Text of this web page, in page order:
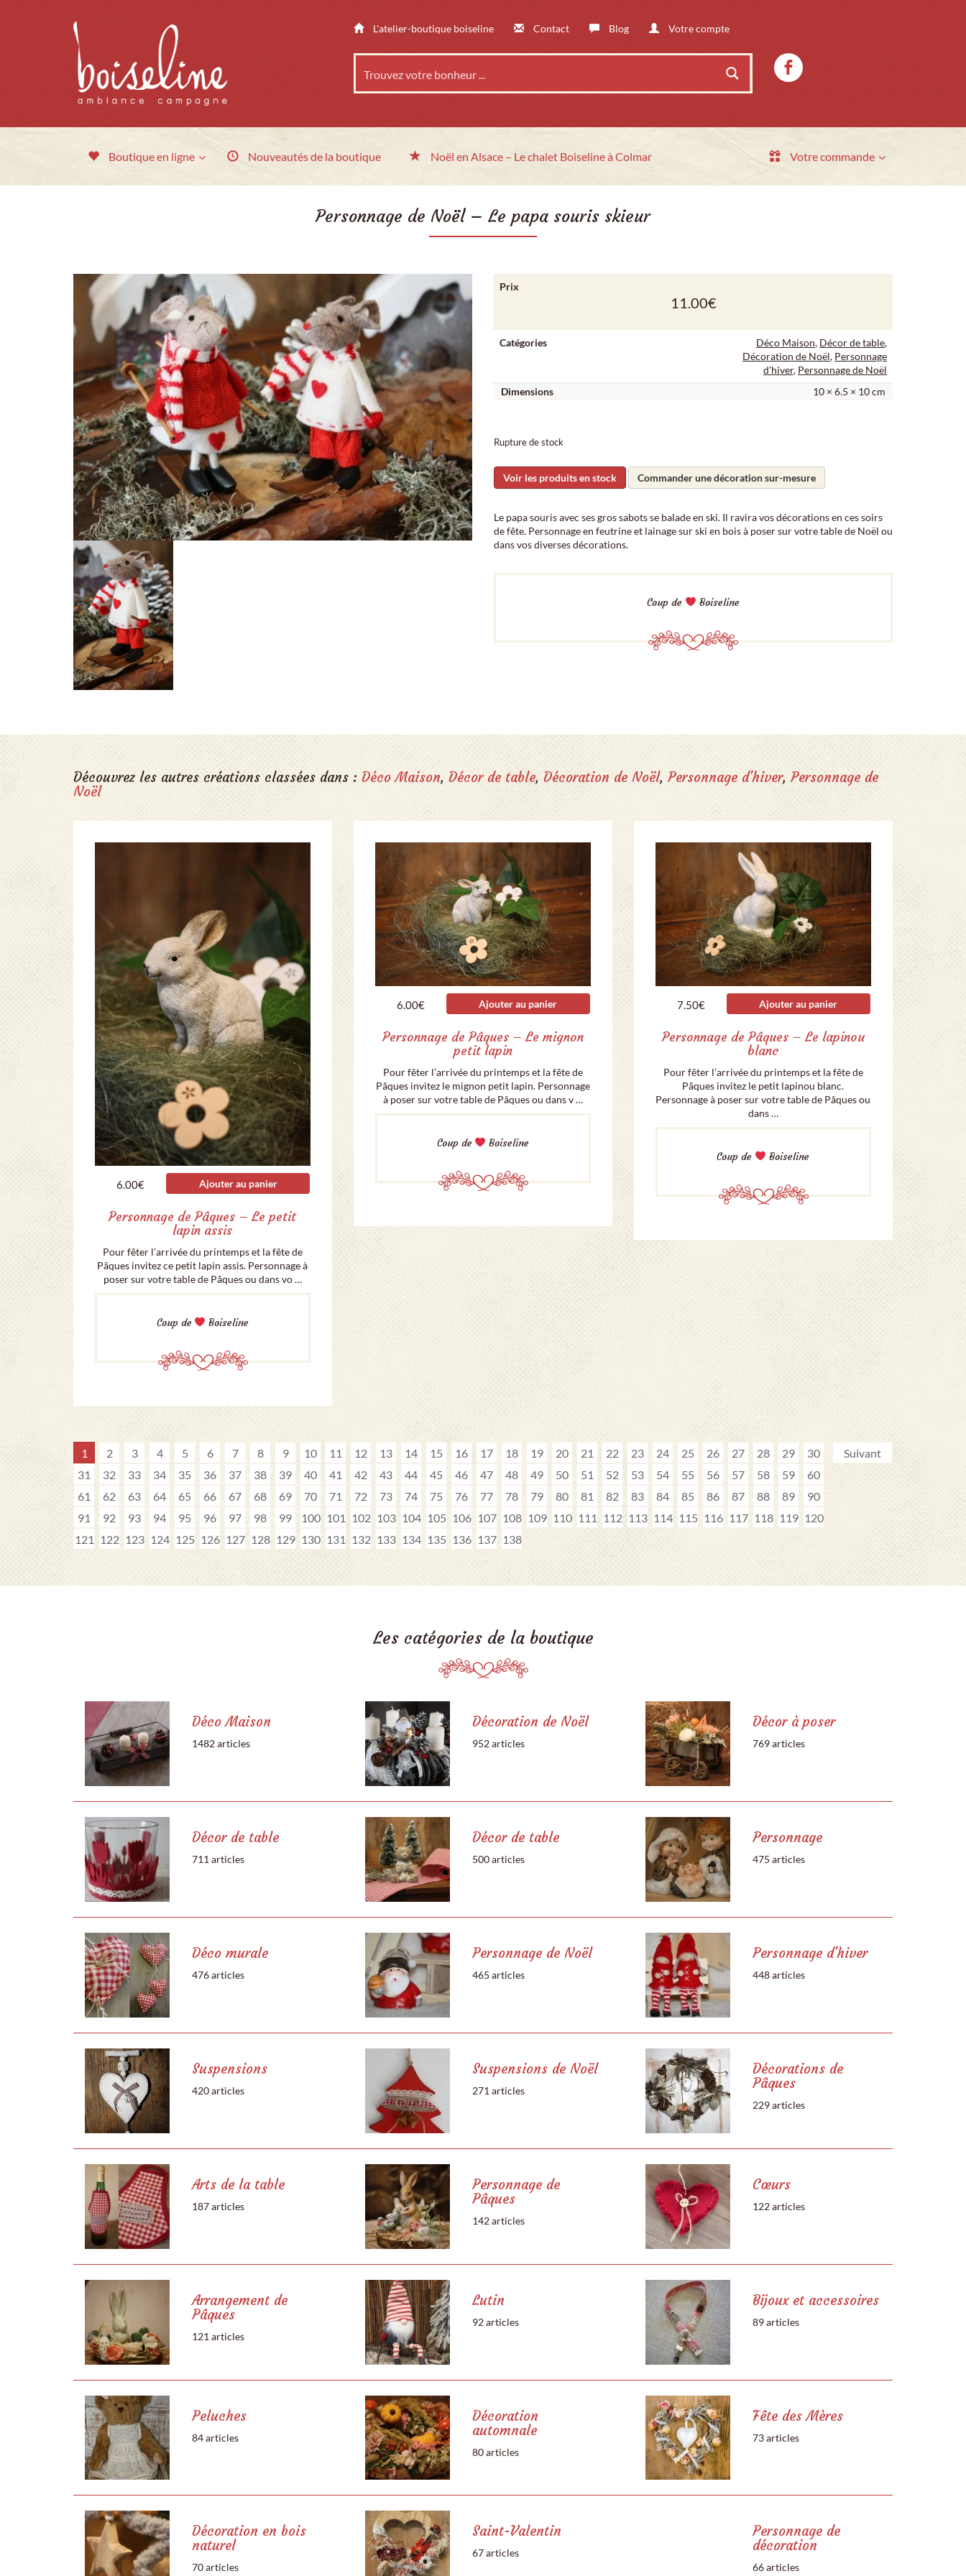
L'atelier-boutique boiseline Contact Blog Votre compte
Boutique en ligne Nouveautésde la boutique Noël en Alsace – Le chalet Boiseline à Colmar Votre commande
Personnage de Noël – Le papa souris skieur
Prix
11.00€
Catégories Déco Maison, Décor de table,
Décoration de Noël, Personnage
d'hiver, Personnage de Noël
Dimensions
10 × 6.5 × 10 cm
Rupture de stock
Voir les produits en stock Commander une décoration sur-mesure
Le papa souris avec ses gros sabots se balade en ski. Il ravira vos décorations en ces soirs
de fête. Personnage en feutrine et lainage sur ski en bois à poser sur votre table de Noël ou
dans vos diverses décorations.
Coup de Boiseline
Découvrez les autres créations classées dans : Déco Maison, Décor de table, Décoration de Noël,Personnage d'hiver,Personnage de
Noël
6.00€ Ajouter au panier
Personnage de Pâques – Le petit
lapin assis
Pour fêter l’arrivée du printemps et la fête de
Pâques invitez ce petit lapin assis. Personnage à
poser sur votre table de Pâques ou dans vo …
Coup de Boiseline
6.00€ Ajouter au panier
Personnage de Pâques – Le mignon
petit lapin
Pour fêter l’arrivée du printemps et la fête de
Pâques invitez le mignon petit lapin. Personnage
à poser sur votre table de Pâques ou dans v …
Coup de Boiseline
7.50€ Ajouter au panier
Personnage de Pâques – Le lapinou
blanc
Pour fêter l’arrivée du printemps et la fête de
Pâques invitez le petit lapinou blanc.
Personnage à poser sur votre table de Pâques ou
dans …
Coup de Boiseline
1 2 3 4 5 6 7 8 9 10 11 12 13 14 15 16 17 18 19 20 21 22 23 24 25 26 27 28 29
30
31
32 33 34 35 36 37 38 39 40 41 42 43 44 45 46 47 48 49 50 51 52 53 54 55 56 57 58 59
60
61
62 63 64 65 66 67 68 69 70 71 72 73 74 75 76 77 78 79 80 81 82 83 84 85 86 87 88 89
90
91
92 93 94 95 96 97 98 99 100 101 102 103 104 105 106 107 108 109 110 111 112 113 114 115 116 117 118 119 120
121
122 123 124 125 126 127 128 129 130 131 132 133 134 135 136 137 138
Suivant
Les catégories de la boutique
Déco Maison
1482 articles
Décoration de Noël
952 articles
Décor à poser
769 articles
Décor de table
711 articles
Décor de table
500 articles
Personnage
475 articles
Déco murale
476 articles
Personnage de Noël
465 articles
Personnage d'hiver
448 articles
Suspensions
420 articles
Suspensions de Noël
271 articles
Décorations de
Pâques
229 articles
Arts de la table
187 articles
Personnage de
Pâques
142 articles
Cœurs
122 articles
Arrangement de
Pâques
121 articles
Lutin
92 articles
Bijoux et accessoires
89 articles
Peluches
84 articles
Décoration
automnale
80 articles
Fête des Mères
73 articles
Décoration en bois
naturel
70 articles
Saint-Valentin
67 articles
Personnage de
décoration
66 articles